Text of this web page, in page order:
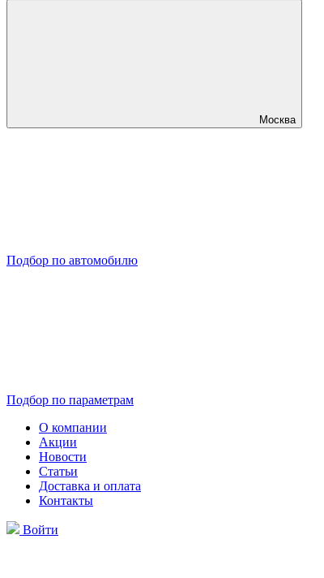
Москва
Подбор по автомобилю
Подбор по параметрам
О компании
Акции
Новости
Статьи
Доставка и оплата
Контакты
Войти